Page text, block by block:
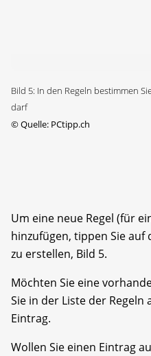
Bild 5: In den Regeln bestimmen
darf
©Quelle: PCtipp.ch
Um eine neue Regel (für
hinzufügen, tippen Sie auf
zu erstellen, Bild 5.
Möchten Sie eine
Sie in der Liste der
Eintrag.
Wollen Sie einen Eintrag